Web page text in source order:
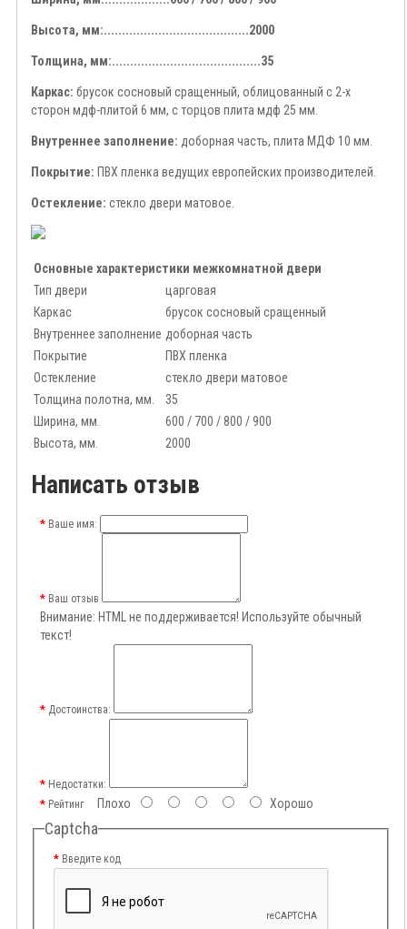
Высота, мм:........................................2000
Толщина, мм:.........................................35
Каркас: брусок сосновый сращенный, облицованный с 2-х
сторон мдф-плитой 6 мм, с торцов плита мдф 25 мм.
Внутреннее заполнение: доборная часть, плита МДФ 10 мм.
Покрытие: ПВХ пленка ведущих европейских производителей.
Остекление: стекло двери матовое.
Основные характеристики межкомнатной двери
Тип двери
царговая
Каркас
брусок сосновый сращенный
Внутреннее заполнение доборная часть
Покрытие
ПВХ пленка
Остекление
стекло двери матовое
Толщина полотна, мм.
35
Ширина, мм.
600 / 700 / 800 / 900
Высота, мм.
2000
Написать отзыв
Ваше имя:
Ваш отзыв
Внимание: HTML не поддерживается! Используйте обычный
текст!
Достоинства:
Недостатки:
РейтингПлохо Хорошо
Captcha
Введите код